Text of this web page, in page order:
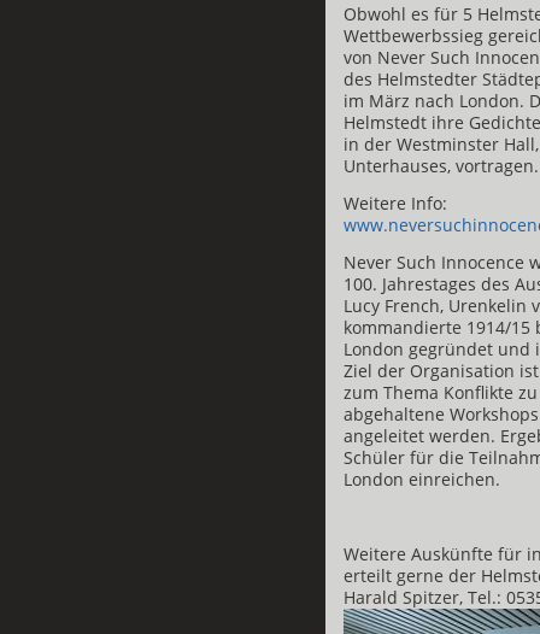
Obwohl es für 5
Wettbewerbssieg
von Never Such
des Helmstedter
im März nach London.
Helmstedt ihre
in der Westminster
Unterhauses, vortragen.
Weitere Info:
Never Such Innocence
100. Jahrestages des
Lucy French, Urenkelin
kommandierte 1914/15
London gegründet und
Ziel der Organisation
zum Thema Konflikte
abgehaltene
angeleitet werden.
Schüler für die
London einreichen.
Weitere Auskünfte für
erteilt gerne der
Harald Spitzer, Tel.: